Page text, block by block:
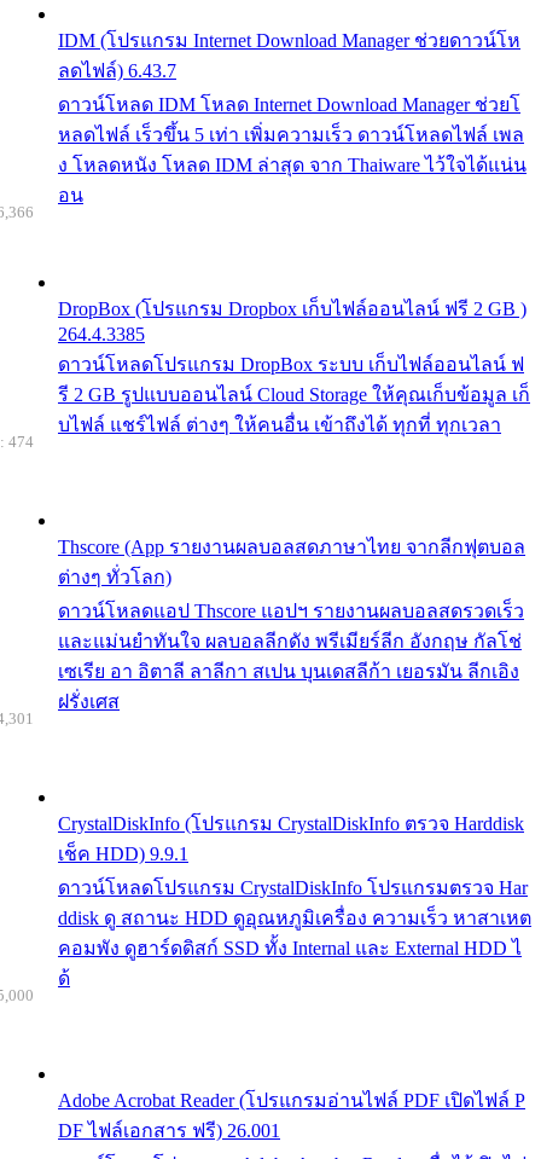
IDM (โปรแกรม Internet Download Manager ช่วยดาวน์โห
ลดไฟล์) 6.43.7
ดาวน์โหลด IDM โหลด Internet Download Manager ช่วยโ
หลดไฟล์ เร็วขึ้น 5 เท่า เพิ่มความเร็ว ดาวน์โหลดไฟล์ เพล
ง โหลดหนัง โหลด IDM ล่าสุด จาก Thaiware ไว้ใจได้แน่น
อน
DropBox (โปรแกรม Dropbox เก็บไฟล์ออนไลน์ ฟรี 2 GB )
264.4.3385
ดาวน์โหลดโปรแกรม DropBox ระบบ เก็บไฟล์ออนไลน์ ฟ
รี 2 GB รูปแบบออนไลน์ Cloud Storage ให้คุณเก็บข้อมูล เก็
บไฟล์ แชร์ไฟล์ ต่างๆ ให้คนอื่น เข้าถึงได้ ทุกที่ ทุกเวลา
Thscore (App รายงานผลบอลสดภาษาไทย จากลีกฟุตบอล
ต่างๆ ทั่วโลก)
ดาวน์โหลดแอป Thscore แอปฯ รายงานผลบอลสดรวดเร็ว
และแม่นยำทันใจ ผลบอลลีกดัง พรีเมียร์ลีก อังกฤษ กัลโช่
เซเรีย อา อิตาลี ลาลีกา สเปน บุนเดสลีก้า เยอรมัน ลีกเอิง
ฝรั่งเศส
474
CrystalDiskInfo (โปรแกรม CrystalDiskInfo ตรวจ Harddisk
เช็ค HDD) 9.9.1
ดาวน์โหลดโปรแกรม CrystalDiskInfo โปรแกรมตรวจ Har
ddisk ดู สถานะ HDD ดูอุณหภูมิเครื่อง ความเร็ว หาสาเหต
คอมพัง ดูฮาร์ดดิสก์ SSD ทั้ง Internal และ External HDD ไ
ด้
Adobe Acrobat Reader (โปรแกรมอ่านไฟล์ PDF เปิดไฟล์ P
DF ไฟล์เอกสาร ฟรี) 26.001